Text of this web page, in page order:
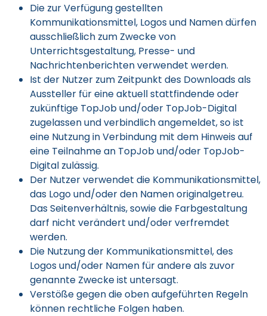
Die zur Verfügung gestellten
Kommunikationsmittel, Logos und Namen dürfen
ausschließlich zum Zwecke von
Unterrichtsgestaltung, Presse- und
Nachrichtenberichten verwendet werden.
Ist der Nutzer zum Zeitpunkt des Downloads als
Aussteller für eine aktuell stattfindende oder
zukünftige TopJob und/oder TopJob-Digital
zugelassen und verbindlich angemeldet, so ist
eine Nutzung in Verbindung mit dem Hinweis auf
eine Teilnahme an TopJob und/oder TopJob-
Digital zulässig.
Der Nutzer verwendet die Kommunikationsmittel,
das Logo und/oder den Namen originalgetreu.
Das Seitenverhältnis, sowie die Farbgestaltung
darf nicht verändert und/oder verfremdet
werden.
Die Nutzung der Kommunikationsmittel, des
Logos und/oder Namen für andere als zuvor
genannte Zwecke ist untersagt.
Verstöße gegen die oben aufgeführten Regeln
können rechtliche Folgen haben.